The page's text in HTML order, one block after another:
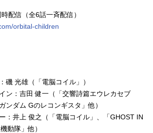
配信（全6話一斉配信）
orbital-children
磯 光雄（「電脳コイル」）
ン：吉田 健一（「交響詩篇エウレカセブ
ンダム Gのレコンギスタ」他）
：井上 俊之（「電脳コイル」、「GHOST IN
動隊」他）